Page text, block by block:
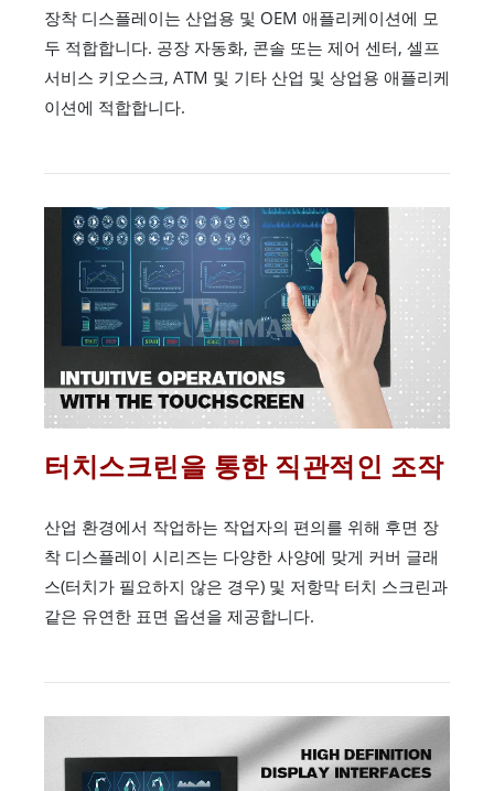
장착 디스플레이는 산업용 및 OEM 애플리케이션에 모
두 적합합니다. 공장 자동화, 콘솔 또는 제어 센터, 셀프
서비스 키오스크, ATM 및 기타 산업 및 상업용 애플리케
이션에 적합합니다.
터치스크린을 통한 직관적인 조작
산업 환경에서 작업하는 작업자의 편의를 위해 후면 장
착 디스플레이 시리즈는 다양한 사양에 맞게 커버 글래
스(터치가 필요하지 않은 경우) 및 저항막 터치 스크린과
같은 유연한 표면 옵션을 제공합니다.